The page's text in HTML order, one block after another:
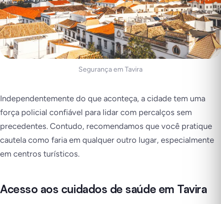
Segurança em Tavira
Independentemente do que aconteça, a cidade tem uma
força policial confiável para lidar com percalços sem
precedentes. Contudo, recomendamos que você pratique
cautela como faria em qualquer outro lugar, especialmente
em centros turísticos.
Acesso aos cuidados de saúde em Tavira